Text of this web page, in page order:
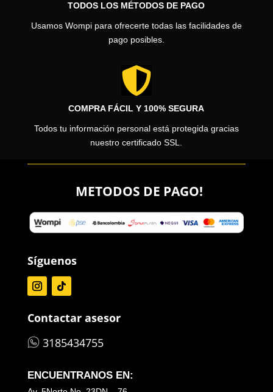
TODOS LOS MÉTODOS DE PAGO
Usamos Wompi para ofrecerte todas las facilidades de
pago posibles.

COMPRA FÁCIL Y 100% SEGURA
Todos tu información personal está protegida gracias
nuestro certificado SSL.
METODOS DE PAGO!
Síguenos
Contactar asesor
3185434755
ENCUENTRANOS EN: